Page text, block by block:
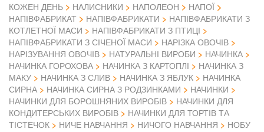
КОЖЕН ДЕНЬ
НАЛИСНИКИ НАПОЛЕОН НАПОЇ
НАПІВФАБРИКАТ НАПІВФАБРИКАТИ
НАПІВФАБРИКАТИ З
КОТЛЕТНОЇ МАСИ
НАПІВФАБРИКАТИ З ПТИЦІ
НАПІВФАБРИКАТИ З СІЧЕНОЇ МАСИ
НАРІЗКА ОВОЧІВ
НАРІЗУВАННЯ ОВОЧІВ
НАТУРАЛЬНІ ВИРОБИ
НАЧИНКА
НАЧИНКА ГОРОХОВА
НАЧИНКА З КАРТОПЛІ
НАЧИНКА З
МАКУ
НАЧИНКА З СЛИВ НАЧИНКА З ЯБЛУК
НАЧИНКА
СИРНА
НАЧИНКА СИРНА З РОДЗИНКАМИ
НАЧИНКИ
НАЧИНКИ ДЛЯ БОРОШНЯНИХ ВИРОБІВ
НАЧИНКИ ДЛЯ
КОНДИТЕРСЬКИХ ВИРОБІВ
НАЧИНКИ ДЛЯ ТОРТІВ ТА
ТІСТЕЧОК
НИЧЕ НАВЧАННЯ НИЧОГО НАВЧАННЯ
НОБУ